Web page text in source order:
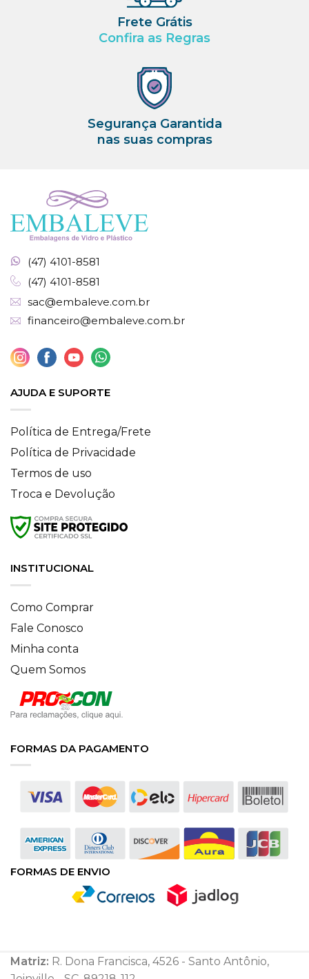
Frete Grátis
Confira as Regras
Segurança Garantida
nas suas compras
(47) 4101-8581
(47) 4101-8581
sac@embaleve.com.br
financeiro@embaleve.com.br
AJUDA E SUPORTE
Política de Entrega/Frete
Política de Privacidade
Termos de uso
Troca e Devolução
INSTITUCIONAL
Como Comprar
Fale Conosco
Minha conta
Quem Somos
FORMAS DA PAGAMENTO
FORMAS DE ENVIO
Matriz: R. Dona Francisca, 4526 - Santo Antônio,